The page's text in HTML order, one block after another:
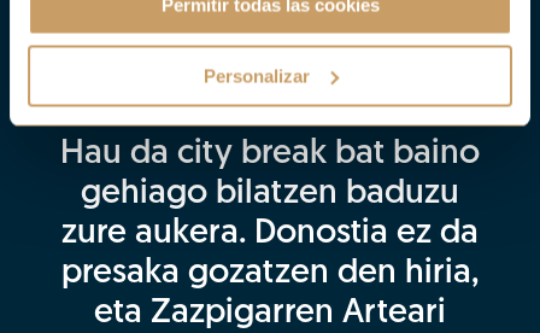
Permitir todas las cookies
Personalizar
EGUN GEHIAGO, ESPERIENTZIA GEHIAGO,
EROSOTASUN GEHIAGO
Hau da city break bat baino
gehiago bilatzen baduzu
zure aukera. Donostia ez da
presaka gozatzen den hiria,
eta Zazpigarren Arteari